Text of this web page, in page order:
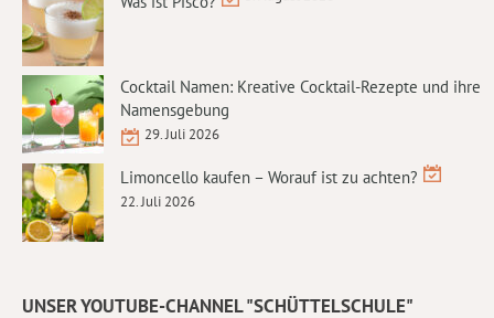
Cocktail Namen: Kreative Cocktail-Rezepte und ihre
Namensgebung
29. Juli 2026
Limoncello kaufen – Worauf ist zu achten?
22. Juli 2026
UNSER YOUTUBE-CHANNEL "SCHÜTTELSCHULE"